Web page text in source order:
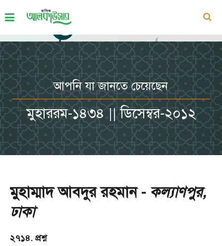
আপনি যা জানতে চেয়েছেন
মুহাররম-১৪৩৪ || ডিসেম্বর-২০১২
মুহাম্মাদ আবদুর রহমান - কল্যাণপুর,
ঢাকা
২৭১৪. প্রশ্ন